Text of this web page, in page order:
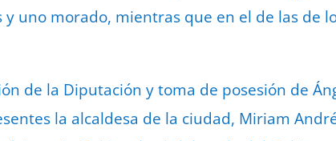
y uno morado, mientras que en el de las de
de la Diputación y toma de posesión de
la alcaldesa de la ciudad, Miriam